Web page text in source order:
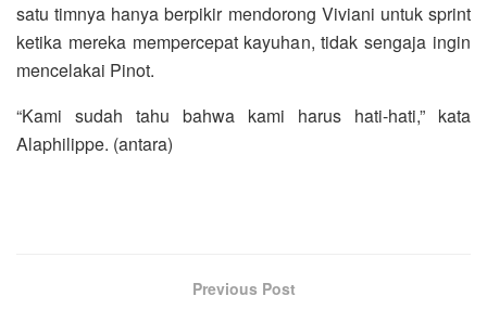
satu timnya hanya berpikir mendorong Viviani untuk sprint
ketika mereka mempercepat kayuhan, tidak sengaja ingin
mencelakai Pinot.
“Kami sudah tahu bahwa kami harus hati-hati,” kata
Alaphilippe. (antara)
Previous Post